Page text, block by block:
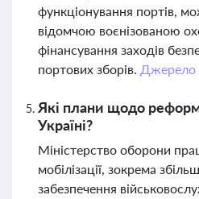
функціонування портів,
відомчою воєнізованою
фінансування заходів
портових зборів. Джерело
Які плани щодо
Україні?
Міністерство оборони
мобілізації, зокрема
забезпечення